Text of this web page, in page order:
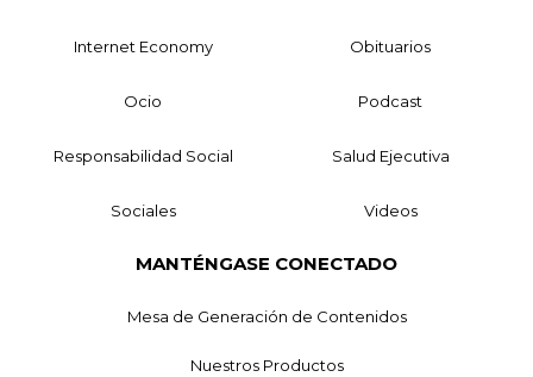
Internet Economy Obituarios
Ocio Podcast
Responsabilidad Social Salud Ejecutiva
Sociales Videos
MANTÉNGASE CONECTADO
Mesa de Generación de Contenidos
Nuestros Productos